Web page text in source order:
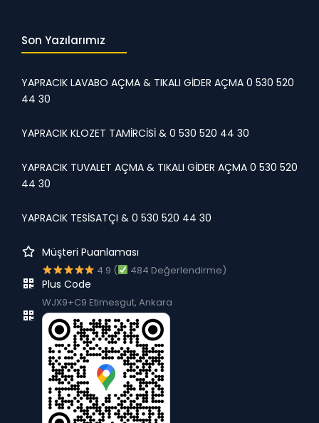
Son Yazılarımız
YAPRACIK LAVABO AÇMA & TIKALI GİDER AÇMA 0 530 520
44 30
YAPRACIK KLOZET TAMİRCİSİ & 0 530 520 44 30
YAPRACIK TUVALET AÇMA & TIKALI GİDER AÇMA 0 530 520
44 30
YAPRACIK TESİSATÇI & 0 530 520 44 30
Müşteri Puanlaması
4.9 ( 484 Değerlendirme)
Plus Code
WJX9+C9 Etimesgut, Ankara